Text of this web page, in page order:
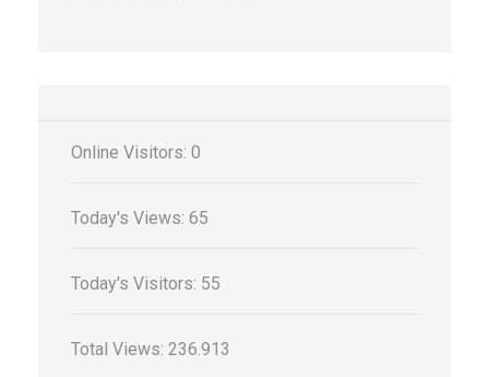
Online Visitors: 0
Today's Views: 65
Today's Visitors: 55
Total Views: 236.913